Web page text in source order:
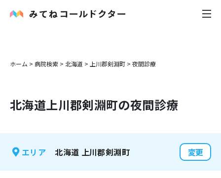
内科
花粉症
感染症
ホーム > 病院検索 > 北海道 > 上川郡剣淵町 > 夜間診療
北海道上川郡剣淵町の夜間診療
エリア 北海道 上川郡剣淵町 変更